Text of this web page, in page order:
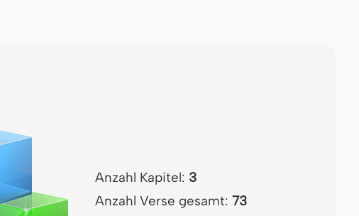
Anzahl Kapitel: 3
Anzahl Verse gesamt: 73